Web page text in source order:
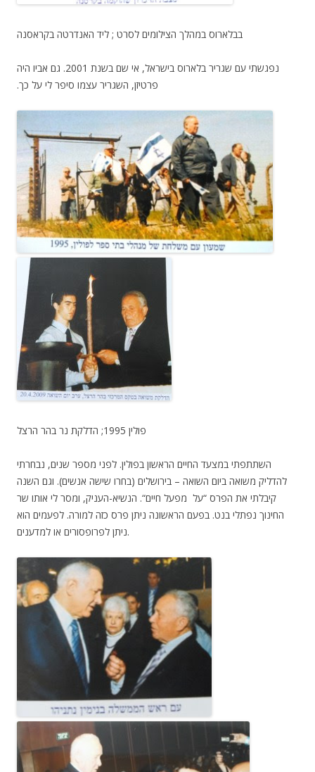
בבלארוס במהלך הצילומים לסרט ; ליד האנדרטה בקראסנה
נפגשתי עם שגריר בלארוס בישראל, אי שם בשנת 2001. גם אביו היה
פרטיזן, השגריר עצמו סיפר לי על כך.
פולין 1995; הדלקת נר בהר הרצל
השתתפתי במצעד החיים הראשון בפולין. לפני מספר שנים, נבחרתי
להדליק משואה ביום השואה – בירושלים (בחרו שישה אנשים). וגם השנה
קיבלתי את הפרס “על מפעל חיים“. הנשיא-העניק, ומסר לי אותו שר
החינוך נפתלי בנט. בפעם הראשונה ניתן פרס כזה למורה. לפעמים הוא
ניתן לפרופסורים או למדענים.